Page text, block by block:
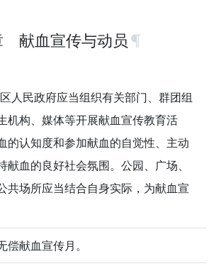
献血宣传与动员
人民政府应当组织有关部门、群团组
机构、媒体等开展献血宣传教育活
的认知度和参加献血的自觉性、主动
献血的良好社会氛围。公园、广场、
共场所应当结合自身实际，为献血宣
献血宣传月。